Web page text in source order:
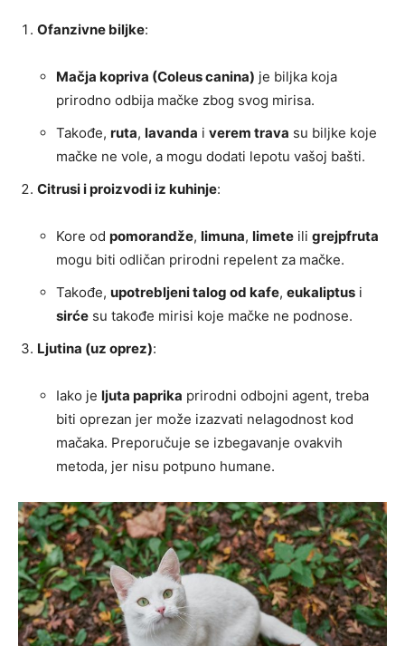
Ofanzivne biljke:
Mačja kopriva (Coleus canina) je biljka koja
prirodno odbija mačke zbog svog mirisa.
Takođe, ruta, lavanda i verem trava su biljke koje
mačke ne vole, a mogu dodati lepotu vašoj bašti.
Citrusi i proizvodi iz kuhinje:
Kore od pomorandže, limuna, limete ili grejpfruta
mogu biti odličan prirodni repelent za mačke.
Takođe, upotrebljeni talog od kafe, eukaliptus i
sirće su takođe mirisi koje mačke ne podnose.
Ljutina (uz oprez):
Iako je ljuta paprika prirodni odbojni agent, treba
biti oprezan jer može izazvati nelagodnost kod
mačaka. Preporučuje se izbegavanje ovakvih
metoda, jer nisu potpuno humane.